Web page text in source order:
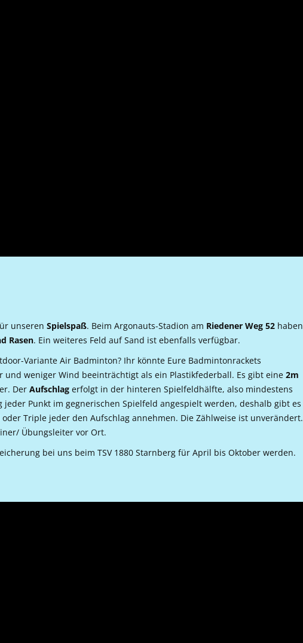
unseren Spielspaß. Beim Argonauts-Stadion am Riedener Weg 52 haben
Rasen. Ein weiteres Feld auf Sand ist ebenfalls verfügbar.
Variante Air Badminton? Ihr könnte Eure Badmintonrackets
und weniger Wind beeinträchtigt als ein Plastikfederball. Es gibt eine 2m
Der Aufschlag erfolgt in der hinteren Spielfeldhälfte, also mindestens
Punkt im gegnerischen Spielfeld angespielt werden, deshalb gibt es
Triple jeder den Aufschlag annehmen. Die Zählweise ist unverändert.
Übungsleiter vor Ort.
bei uns beim TSV 1880 Starnberg für April bis Oktober werden.